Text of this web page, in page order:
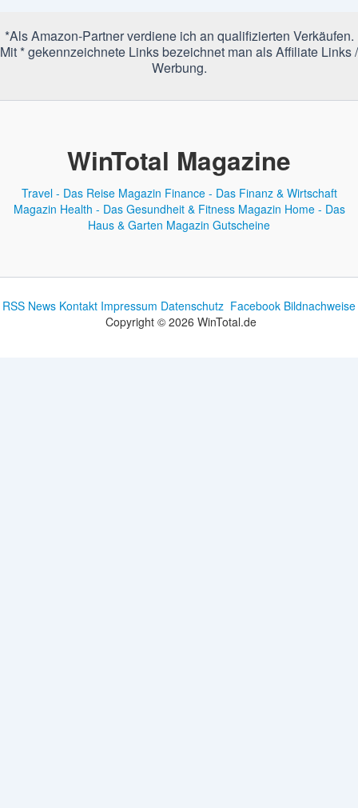
*Als Amazon-Partner verdiene ich an qualifizierten Verkäufen.
Mit * gekennzeichnete Links bezeichnet man als Affiliate Links /
Werbung.
WinTotal Magazine
Travel - Das Reise Magazin Finance - Das Finanz & Wirtschaft
Magazin Health - Das Gesundheit & Fitness Magazin Home - Das
Haus & Garten Magazin Gutscheine
RSS News Kontakt Impressum Datenschutz Facebook Bildnachweise
Copyright © 2026 WinTotal.de